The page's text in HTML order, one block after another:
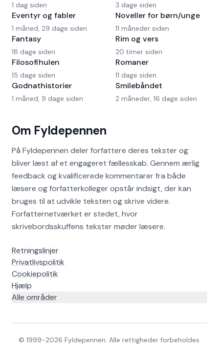
Om Fyldepennen
På Fyldepennen deler forfattere deres tekster og
bliver læst af et engageret fællesskab. Gennem ærlig
feedback og kvalificerede kommentarer fra både
læsere og forfatterkolleger opstår indsigt, der kan
bruges til at udvikle teksten og skrive videre.
Forfatternetværket er stedet, hvor
skrivebordsskuffens tekster møder læsere.
Retningslinjer
Privatlivspolitik
Cookiepolitik
Hjælp
Alle områder
1 dag siden
Eventyr og fabler
1 måned, 29 dage siden
Fantasy
18 dage siden
Filosofihulen
15 dage siden
Godnathistorier
1 måned, 9 dage siden
3 dage siden
Noveller for børn/unge
11 måneder siden
Rim og vers
20 timer siden
Romaner
11 dage siden
Smilebåndet
2 måneder, 16 dage siden
© 1999-2026 Fyldepennen. Alle rettigheder forbeholdes.